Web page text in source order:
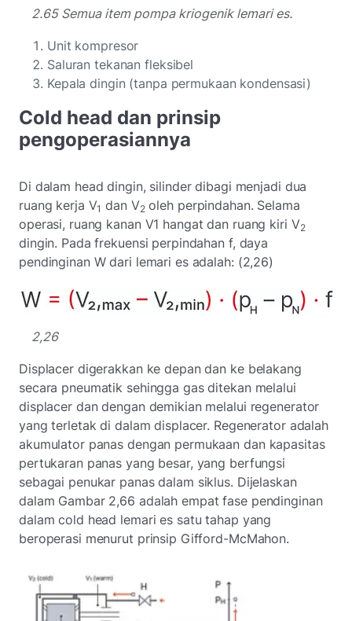
2.65 Semua item pompa kriogenik lemari es.
Unit kompresor
Saluran tekanan fleksibel
Kepala dingin (tanpa permukaan kondensasi)
Cold head dan prinsip
pengoperasiannya
Di dalam head dingin, silinder dibagi menjadi dua
ruang kerja V1 dan V2oleh perpindahan. Selama
operasi, ruang kanan V1 hangat dan ruang kiri V2
dingin. Pada frekuensi perpindahan f, daya
pendinginan W dari lemari es adalah: (2,26)
2,26
Displacer digerakkan ke depan dan ke belakang
secara pneumatik sehingga gas ditekan melalui
displacer dan dengan demikian melalui regenerator
yang terletak di dalam displacer. Regenerator adalah
akumulator panas dengan permukaan dan kapasitas
pertukaran panas yang besar, yang berfungsi
sebagai penukar panas dalam siklus. Dijelaskan
dalam Gambar 2,66 adalah empat fase pendinginan
dalam cold head lemari es satu tahap yang
beroperasi menurut prinsip Gifford-McMahon.